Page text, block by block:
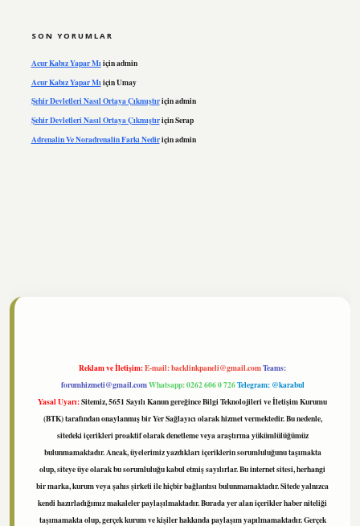
SON YORUMLAR
Acur Kabız Yapar Mıiçinadmin
Acur Kabız Yapar Mı içinUmay
Şehir Devletleri Nasıl Ortaya Çıkmıştıriçinadmin
Şehir Devletleri Nasıl Ortaya ÇıkmıştıriçinSerap
Adrenalin Ve Noradrenalin Farkı Nediriçinadmin
Reklam ve İletişim:E-mail:backlinkpaneli@gmail.comTeams:
forumhizmeti@gmail.comWhatsapp: 0262 606 0 726Telegram: @karabul
Yasal Uyarı:Sitemiz, 5651 Sayılı Kanun gereğince Bilgi Teknolojileri ve İletişim Kurumu
(BTK) tarafından onaylanmış bir Yer Sağlayıcı olarak hizmet vermektedir. Bu nedenle,
sitedeki içerikleri proaktif olarak denetleme veya araştırma yükümlülüğümüz
bulunmamaktadır. Ancak, üyelerimiz yazdıkları içeriklerin sorumluluğunu taşımakta
olup, siteye üye olarak bu sorumluluğu kabul etmiş sayılırlar. Bu internet sitesi, herhangi
bir marka, kurum veya şahıs şirketi ile hiçbir bağlantısı bulunmamaktadır. Sitede yalnızca
kendi hazırladığımız makaleler paylaşılmaktadır. Burada yer alan içerikler haber niteliği
taşımamakta olup, gerçek kurum ve kişiler hakkında paylaşım yapılmamaktadır. Gerçek